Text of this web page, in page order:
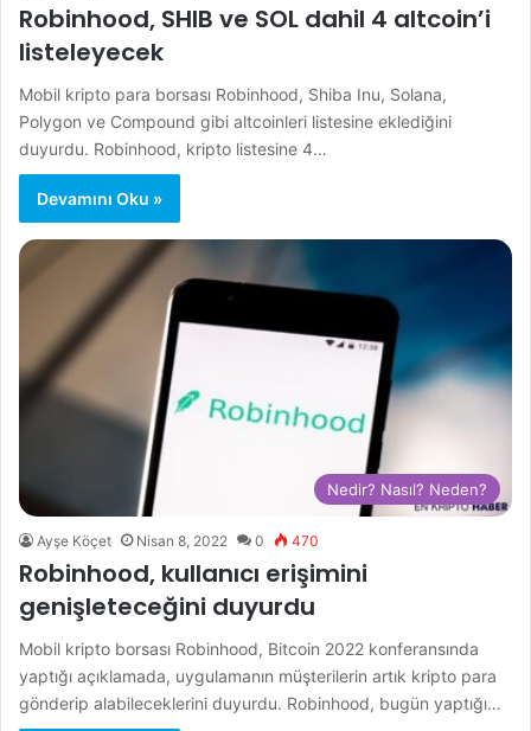
Robinhood, SHIB ve SOL dahil 4 altcoin’i
listeleyecek
Mobil kripto para borsası Robinhood, Shiba Inu, Solana,
Polygon ve Compound gibi altcoinleri listesine eklediğini
duyurdu. Robinhood, kripto listesine 4…
Devamını Oku »
Nedir? Nasıl? Neden?
Ayşe Köçet Nisan 8, 2022 0 470
Robinhood, kullanıcı erişimini
genişleteceğini duyurdu
Mobil kripto borsası Robinhood, Bitcoin 2022 konferansında
yaptığı açıklamada, uygulamanın müşterilerin artık kripto para
gönderip alabileceklerini duyurdu. Robinhood, bugün yaptığı…